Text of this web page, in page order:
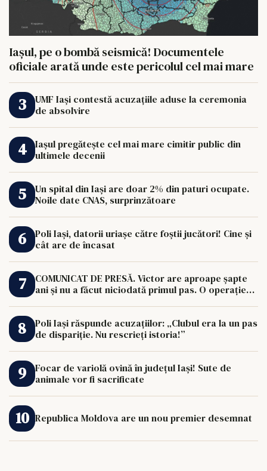
Iașul, pe o bombă seismică! Documentele
oficiale arată unde este pericolul cel mai mare
UMF Iași contestă acuzațiile aduse la ceremonia
de absolvire
Iașul pregătește cel mai mare cimitir public din
ultimele decenii
Un spital din Iași are doar 2% din paturi ocupate.
Noile date CNAS, surprinzătoare
Poli Iași, datorii uriașe către foștii jucători! Cine și
cât are de încasat
COMUNICAT DE PRESĂ. Victor are aproape șapte
ani și nu a făcut niciodată primul pas. O operație
Poli Iași răspunde acuzațiilor: „Clubul era la un pas
de dispariție. Nu rescrieți istoria!”
Focar de variolă ovină în județul Iași! Sute de
animale vor fi sacrificate
Republica Moldova are un nou premier desemnat